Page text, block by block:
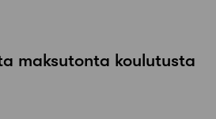
maksutonta koulutusta